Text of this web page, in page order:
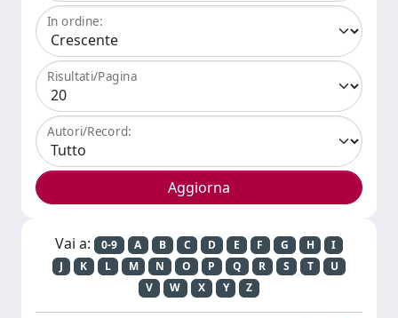
In ordine:
Risultati/Pagina
Autori/Record:
Vai a: 0-9 A B C D E F G H
I
J
K L M N O P Q R S T
U
V
W X Y Z